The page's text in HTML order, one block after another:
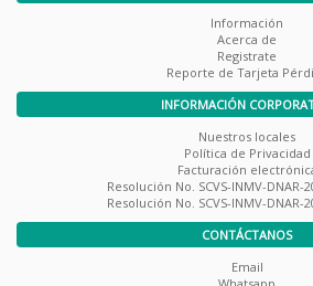
Información
Acerca de
Registrate
Reporte de Tarjeta
INFORMACIÓN
Nuestros locales
Política de Privacidad
Facturación
Resolución No. SCVS-INMV-DNAR-
Resolución No. SCVS-INMV-DNAR-
CONTÁCTANOS
Email